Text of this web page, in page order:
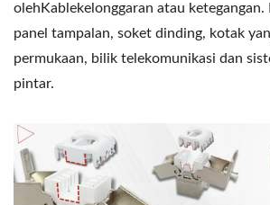
olehKablekelonggaran atau ketegangan.
panel tampalan, soket dinding, kotak
permukaan, bilik telekomunikasi dan
pintar.